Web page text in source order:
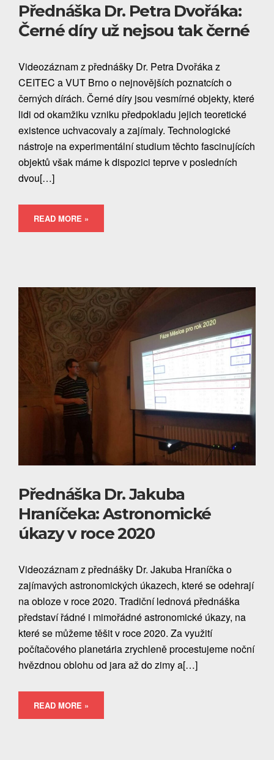
Přednáška Dr. Petra Dvořáka:
Černé díry už nejsou tak černé
Videozáznam z přednášky Dr. Petra Dvořáka z
CEITEC a VUT Brno o nejnovějších poznatcích o
černých dírách. Černé díry jsou vesmírné objekty, které
lidi od okamžiku vzniku předpokladu jejich teoretické
existence uchvacovaly a zajímaly. Technologické
nástroje na experimentální studium těchto fascinujících
objektů však máme k dispozici teprve v posledních
dvou[…]
READ MORE »
Přednáška Dr. Jakuba
Hraníčeka: Astronomické
úkazy v roce 2020
Videozáznam z přednášky Dr. Jakuba Hraníčka o
zajímavých astronomických úkazech, které se odehrají
na obloze v roce 2020. Tradiční lednová přednáška
představí řádné i mimořádné astronomické úkazy, na
které se můžeme těšit v roce 2020. Za využití
počítačového planetária zrychleně procestujeme noční
hvězdnou oblohu od jara až do zimy a[…]
READ MORE »